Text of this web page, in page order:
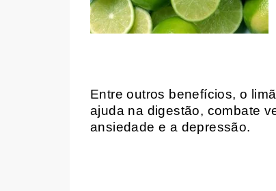
Entre outros benefícios, o
ajuda na digestão, combate
ansiedade e a depressão.